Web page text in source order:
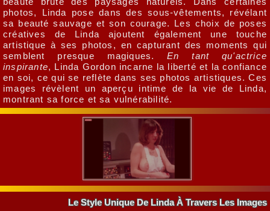
photos, Linda pose dans des sous-vêtements, révélant
sa beauté sauvage et son courage. Les choix de poses
créatives de Linda ajoutent également une touche
artistique à ses photos, en capturant des moments qui
semblent presque magiques.En tant qu'actrice
inspirante, Linda Gordon incarne la liberté et la confiance
en soi, ce qui se reflète dans ses photos artistiques. Ces
images révèlent un aperçu intime de la vie de Linda,
montrant sa force et sa vulnérabilité.
Le Style Unique De Linda À Travers Les Images